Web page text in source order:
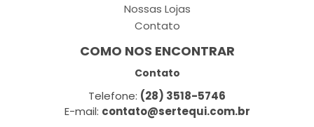
Nossas Lojas
Contato
COMO NOS ENCONTRAR
Contato
Telefone: (28) 3518-5746
E-mail: contato@sertequi.com.br